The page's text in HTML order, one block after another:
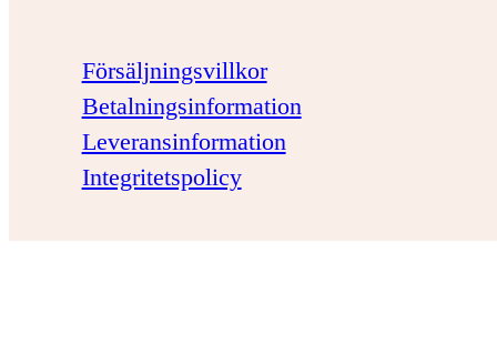
Försäljningsvillkor
Betalningsinformation
Leveransinformation
Integritetspolicy